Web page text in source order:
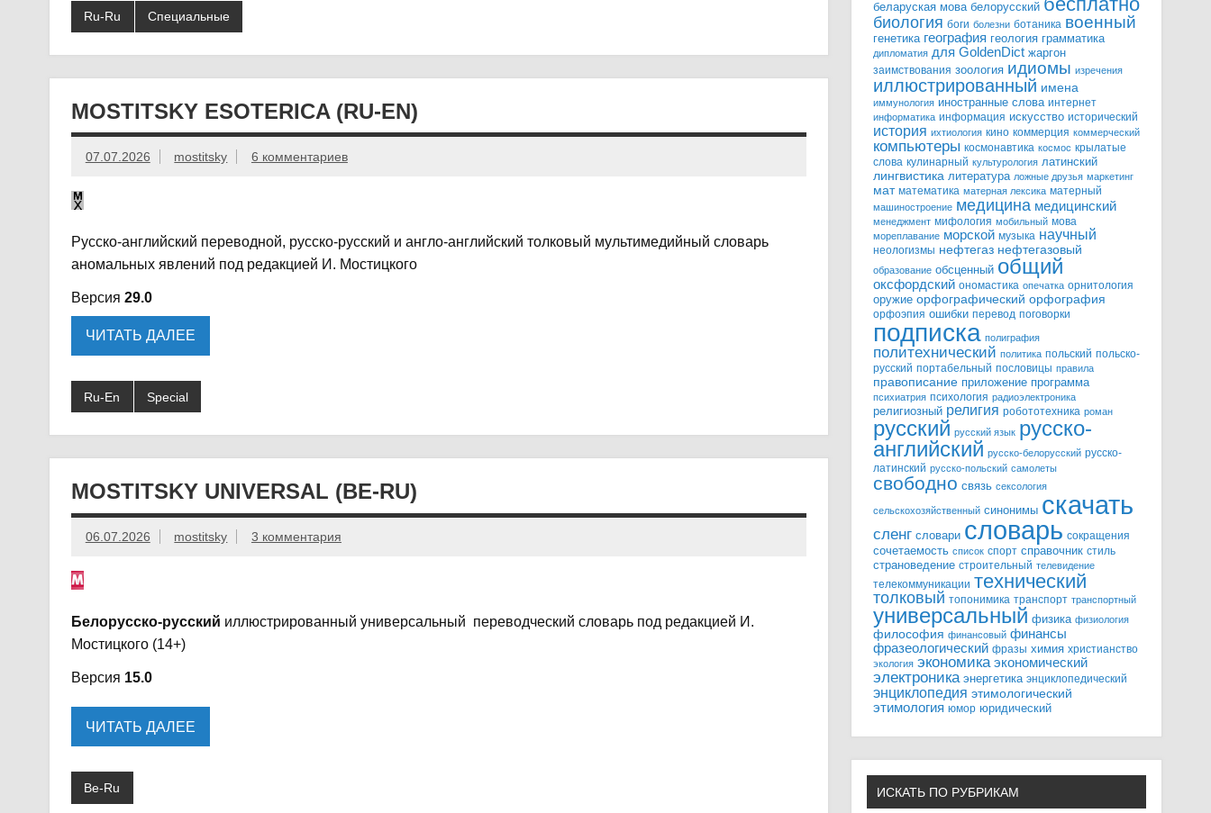
Ru-Ru Специальные
MOSTITSKY ESOTERICA (RU-EN)
07.07.2026 mostitsky 6 комментариев
Русско-английский переводной, русско-русский и англо-английский толковый мультимедийный словарь
аномальных явлений под редакцией И. Мостицкого
Версия 29.0
ЧИТАТЬ ДАЛЕЕ
Ru-En Special
MOSTITSKY UNIVERSAL (BE-RU)
06.07.2026 mostitsky 3 комментария
Белорусско-русский иллюстрированный универсальный переводческий словарь под редакцией И.
Мостицкого (14+)
Версия 15.0
ЧИТАТЬ ДАЛЕЕ
Be-Ru
беларуская мова белорусский
биология боги болезни ботаника военный
генетика география геология грамматика
дипломатия для GoldenDict жаргон
заимствования зоология идиомы изречения
иллюстрированный имена
иммунология иностранные слова интернет
информатика информация искусство исторический
история ихтиология кино коммерция коммерческий
компьютеры космонавтика космос крылатые
слова кулинарный культурология латинский
лингвистика литература ложные друзья маркетинг
мат математика матерная лексика матерный
машиностроение медицина медицинский
менеджмент мифология мобильный мова
мореплавание морской музыка научный
неологизмы нефтегаз нефтегазовый
образование обсценный общий
оксфордский ономастика опечатка орнитология
оружие орфографический орфография
орфоэпия ошибки перевод поговорки
подписка полиграфия
политехнический политика польский польско-
русский портабельный пословицы правила
правописание приложение программа
психиатрия психология радиоэлектроника
религиозный религия робототехника роман
русский русский язык русско-
английский русско-белорусский русско-
латинский русско-польский самолеты
свободно связь сексология
сельскохозяйственный синонимы скачать
сленг словари словарь сокращения
сочетаемость список спорт справочник стиль
страноведение строительный телевидение
телекоммуникации технический
толковый топонимика транспорт транспортный
универсальный физика физиология
философия финансовый финансы
фразеологический фразы химия христианство
экология экономика экономический
электроника энергетика энциклопедический
энциклопедия этимологический
этимология юмор юридический
ИСКАТЬ ПО РУБРИКАМ